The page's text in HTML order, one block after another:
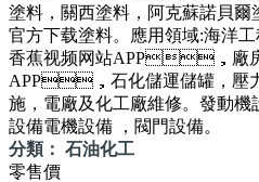
塗料，關西塗料，阿克蘇諾
官方下载塗料。應用領域:海洋工程
香蕉视频网站APP，廠
APP，石化儲運儲罐，壓力
施，電廠及化工廠維修。發動
設備電機設備 ，閥門設備。
分類： 石油化工
零售價